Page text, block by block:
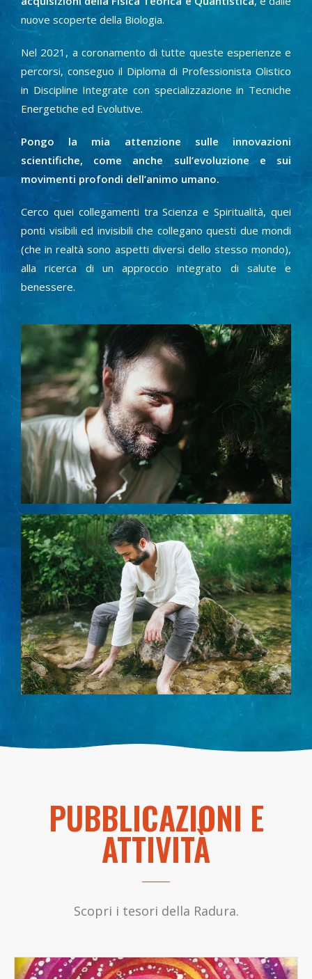
nuove scoperte della Biologia.
Nel 2021, a coronamento di tutte queste esperienze e
percorsi, conseguo il Diploma di Professionista Olistico
in Discipline Integrate con specializzazione in Tecniche
Energetiche ed Evolutive.
Pongo la mia attenzione sulle innovazioni
scientifiche, come anche sull’evoluzione e sui
movimenti profondi dell’animo umano.
Cerco quei collegamenti tra Scienza e Spiritualità, quei
ponti visibili ed invisibili che collegano questi due mondi
(che in realtà sono aspetti diversi dello stesso mondo),
alla ricerca di un approccio integrato di salute e
benessere.
PUBBLICAZIONI E
ATTIVITÀ
Scopri i tesori della Radura.